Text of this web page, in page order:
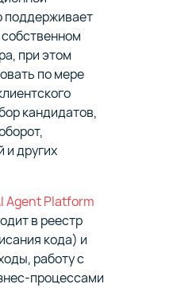
поддерживает
при этом
по мере
кандидатов,
и других
Agent Platform
в реестр
кода) и
работу с
процессами